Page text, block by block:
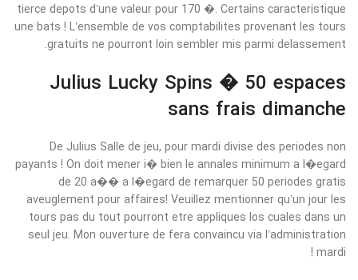
tierce depots d’une valeur pour 170 �. Certains caracteristique
une bats ! L’ensemble de vos comptabilites provenant les tours
gratuits ne pourront loin sembler mis parmi delassement.
Julius Lucky Spins � 50 espaces
sans frais dimanche
De Julius Salle de jeu, pour mardi divise des periodes non
payants ! On doit mener i� bien le annales minimum a l�egard
de 20 a�� a l�egard de remarquer 50 periodes gratis
aveuglement pour affaires! Veuillez mentionner qu’un jour les
tours pas du tout pourront etre appliques los cuales dans un
seul jeu. Mon ouverture de fera convaincu via l’administration
mardi !